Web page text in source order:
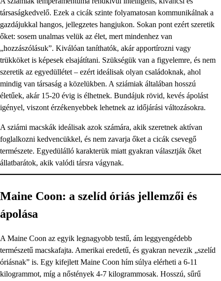
társaságkedvelő. Ezek a cicák szinte folyamatosan kommunikálnak a
gazdájukkal hangos, jellegzetes hangjukon. Sokan pont ezért szeretik
őket: sosem unalmas velük az élet, mert mindenhez van
„hozzászólásuk”. Kiválóan taníthatók, akár apportírozni vagy
trükköket is képesek elsajátítani. Szükségük van a figyelemre, és nem
szeretik az egyedüllétet – ezért ideálisak olyan családoknak, ahol
mindig van társaság a közelükben. A sziámiak általában hosszú
életűek, akár 15-20 évig is élhetnek. Bundájuk rövid, kevés ápolást
igényel, viszont érzékenyebbek lehetnek az időjárási változásokra.
A sziámi macskák ideálisak azok számára, akik szeretnek aktívan
foglalkozni kedvencükkel, és nem zavarja őket a cicák csevegő
természete. Egyedülálló karakterük miatt gyakran választják őket
állatbarátok, akik valódi társra vágynak.
Maine Coon: a szelíd óriás jellemzői és
ápolása
A Maine Coon az egyik legnagyobb testű, ám leggyengédebb
természetű macskafajta. Amerikai eredetű, és gyakran nevezik „szelíd
óriásnak” is. Egy kifejlett Maine Coon hím súlya elérheti a 6-11
kilogrammot, míg a nőstények 4-7 kilogrammosak. Hosszú, sűrű